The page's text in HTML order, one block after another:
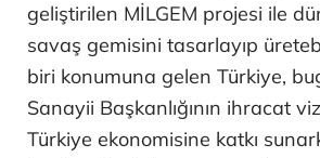
geliştirilen MİLGEM projesi ile
savaş gemisini tasarlayıp
biri konumuna gelen Türkiye,
Sanayii Başkanlığının ihracat
Türkiye ekonomisine katkı